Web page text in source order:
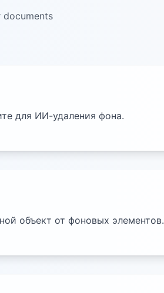
documents
для ИИ-удаления фона.
объект от фоновых элементов.